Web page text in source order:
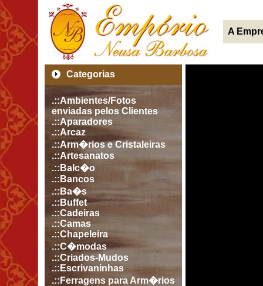
A
Categorias
.::Ambientes/Fotos
enviadas pelos Clientes
.::Aparadores
.::Arcaz
.::Arm�rios e Cristaleiras
.::Artesanatos
.::Balc�o
.::Bancos
.::Ba�s
.::Buffet
.::Cadeiras
.::Camas
.::Chapeleira
.::C�modas
.::Criados-Mudos
.::Escrivaninhas
.::Ferragens para Arm�rios